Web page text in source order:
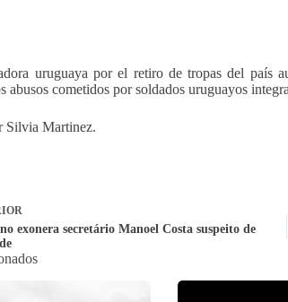
uruguaya por el retiro de tropas del país
abusos cometidos por soldados uruguayos
Silvia Martinez.
exonera secretário Manoel Costa suspeito de